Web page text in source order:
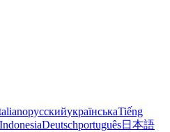
русскийукраїнськаTiếng
IndonesiaDeutschportuguês日本語